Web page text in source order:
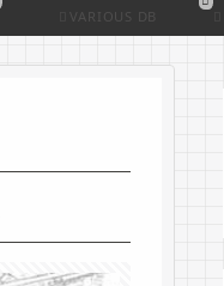
VARIOUS DB